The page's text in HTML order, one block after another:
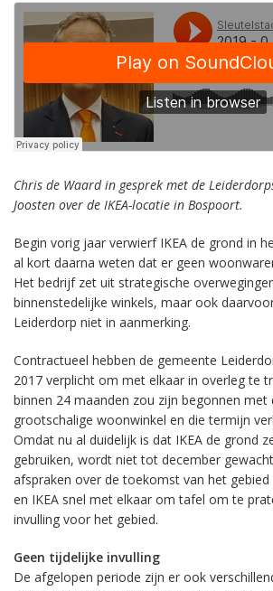
Chris de Waard in gesprek met de
Joosten over de IKEA-locatie in Bospoort.
Begin vorig jaar verwierf IKEA de grond in
al kort daarna weten dat er geen
Het bedrijf zet uit strategische
binnenstedelijke winkels, maar ook
Leiderdorp niet in aanmerking.
Contractueel hebben de gemeente
2017 verplicht om met elkaar in overleg te
binnen 24 maanden zou zijn begonnen met
grootschalige woonwinkel en die termijn
Omdat nu al duidelijk is dat IKEA de grond
gebruiken, wordt niet tot december
afspraken over de toekomst van het
en IKEA snel met elkaar om tafel om te
invulling voor het gebied.
Geen tijdelijke invulling
De afgelopen periode zijn er ook